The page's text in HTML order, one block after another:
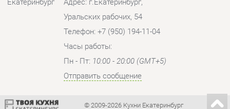
© 2009-2026 Кухни Екатеринбург